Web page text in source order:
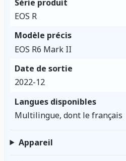
Série produit
EOS R
Modèle précis
EOS R6 Mark II
Date de sortie
2022-12
Langues disponibles
Multilingue, dont le français
Appareil